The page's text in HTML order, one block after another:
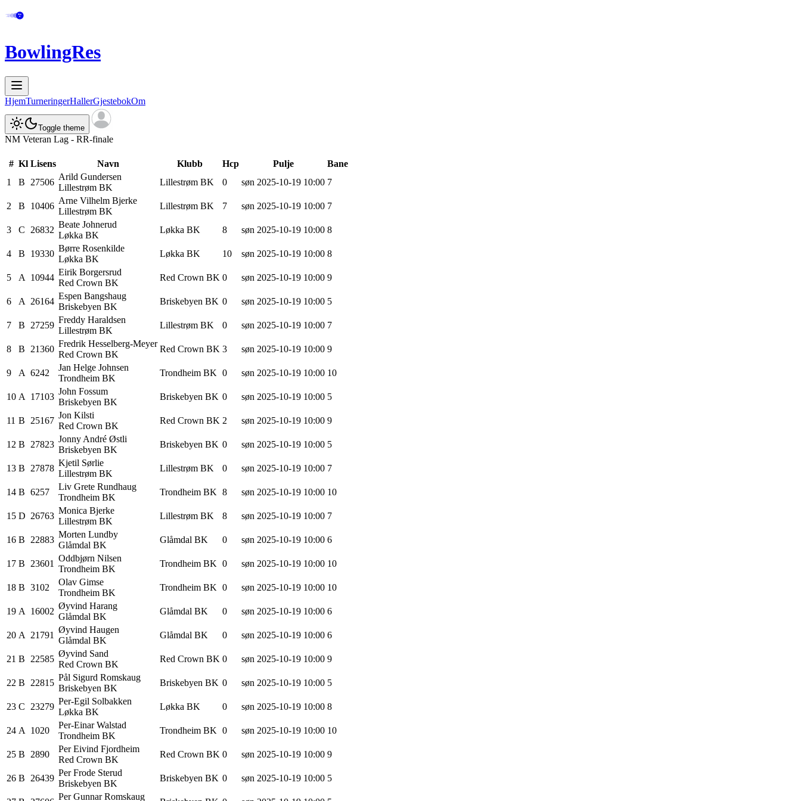
BowlingRes
HjemTurneringerHallerGjestebokOm
Toggle theme
NM Veteran Lag - RR-finale
# Kl Lisens Navn Klubb Hcp Pulje
Bane
1
B 27506
Arild Gundersen
Lillestrøm BK
Lillestrøm BK 0 søn 2025-10-19 10:00 7
2 B 10406
Arne Vilhelm Bjerke
Lillestrøm BK
Lillestrøm BK 7 søn 2025-10-19 10:00 7
3 C 26832
Beate Johnerud
Løkka BK
Løkka BK 8 søn 2025-10-19 10:00 8
4 B 19330
Børre Rosenkilde
Løkka BK
Løkka BK 10 søn 2025-10-19 10:00 8
5 A 10944
Eirik Borgersrud
Red Crown BK
Red Crown BK 0 søn 2025-10-19 10:00 9
6 A 26164
Espen Bangshaug
Briskebyen BK
Briskebyen BK 0 søn 2025-10-19 10:00 5
7 B 27259
Freddy Haraldsen
Lillestrøm BK
Lillestrøm BK 0 søn 2025-10-19 10:00 7
8 B 21360
Fredrik Hesselberg-Meyer
Red Crown BK
Red Crown BK 3 søn 2025-10-19 10:00 9
9 A 6242
Jan Helge Johnsen
Trondheim BK
Trondheim BK 0 søn 2025-10-19 10:00 10
10 A 17103
John Fossum
Briskebyen BK
Briskebyen BK 0 søn 2025-10-19 10:00 5
11 B 25167
Jon Kilsti
Red Crown BK
Red Crown BK 2 søn 2025-10-19 10:00 9
12 B 27823
Jonny André Østli
Briskebyen BK
Briskebyen BK 0 søn 2025-10-19 10:00 5
13 B 27878
Kjetil Sørlie
Lillestrøm BK
Lillestrøm BK 0 søn 2025-10-19 10:00 7
14 B 6257
Liv Grete Rundhaug
Trondheim BK
Trondheim BK 8 søn 2025-10-19 10:00 10
15 D 26763
Monica Bjerke
Lillestrøm BK
Lillestrøm BK 8 søn 2025-10-19 10:00 7
16 B 22883
Morten Lundby
Glåmdal BK
Glåmdal BK 0 søn 2025-10-19 10:00 6
17 B 23601
Oddbjørn Nilsen
Trondheim BK
Trondheim BK 0 søn 2025-10-19 10:00 10
18 B 3102
Olav Gimse
Trondheim BK
Trondheim BK 0 søn 2025-10-19 10:00 10
19 A 16002
Øyvind Harang
Glåmdal BK
Glåmdal BK 0 søn 2025-10-19 10:00 6
20 A 21791
Øyvind Haugen
Glåmdal BK
Glåmdal BK 0 søn 2025-10-19 10:00 6
21 B 22585
Øyvind Sand
Red Crown BK
Red Crown BK 0 søn 2025-10-19 10:00 9
22 B 22815
Pål Sigurd Romskaug
Briskebyen BK
Briskebyen BK 0 søn 2025-10-19 10:00 5
23 C 23279
Per-Egil Solbakken
Løkka BK
Løkka BK 0 søn 2025-10-19 10:00 8
24 A 1020
Per-Einar Walstad
Trondheim BK
Trondheim BK 0 søn 2025-10-19 10:00 10
25 B 2890
Per Eivind Fjordheim
Red Crown BK
Red Crown BK 0 søn 2025-10-19 10:00 9
26 B 26439
Per Frode Sterud
Briskebyen BK
Briskebyen BK 0 søn 2025-10-19 10:00 5
Per Gunnar Romskaug